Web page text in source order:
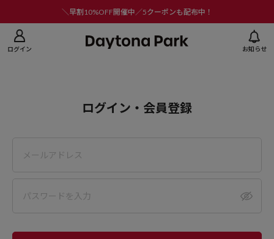
＼早割10%OFF開催中／5クーポンも配布中！
ログイン お知らせ
ログイン・会員登録